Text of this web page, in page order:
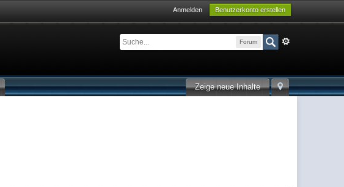
Anmelden Benutzerkonto erstellen
Forum
Zeige neue Inhalte